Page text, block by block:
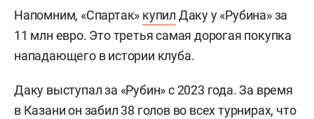
Напомним, «Спартак» купил Даку у «Рубина» за
11 млн евро. Это третья самая дорогая покупка
нападающего в истории клуба.
Даку выступал за «Рубин» с 2023 года. За время
в Казани он забил 38 голов во всех турнирах, что